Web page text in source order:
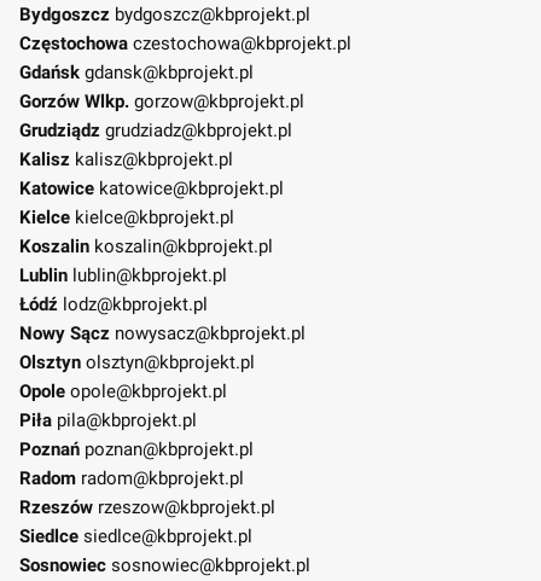
Bydgoszcz bydgoszcz@kbprojekt.pl
Częstochowa czestochowa@kbprojekt.pl
Gdańsk gdansk@kbprojekt.pl
Gorzów Wlkp. gorzow@kbprojekt.pl
Grudziądz grudziadz@kbprojekt.pl
Kalisz kalisz@kbprojekt.pl
Katowice katowice@kbprojekt.pl
Kielce kielce@kbprojekt.pl
Koszalin koszalin@kbprojekt.pl
Lublin lublin@kbprojekt.pl
Łódź lodz@kbprojekt.pl
Nowy Sącz nowysacz@kbprojekt.pl
Olsztyn olsztyn@kbprojekt.pl
Opole opole@kbprojekt.pl
Piła pila@kbprojekt.pl
Poznań poznan@kbprojekt.pl
Radom radom@kbprojekt.pl
Rzeszów rzeszow@kbprojekt.pl
Siedlce siedlce@kbprojekt.pl
Sosnowiec sosnowiec@kbprojekt.pl